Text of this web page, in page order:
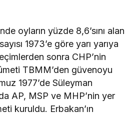
oyların yüzde 8,6’sını alan
1973’e göre yarı yarıya
sonra CHP’nin
TBMM’den güvenoyu
1977’de Süleyman
AP, MSP ve MHP’nin yer
kuruldu. Erbakan’ın